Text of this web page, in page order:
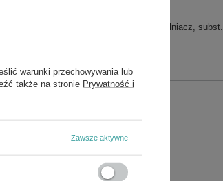
cytrusów, celuloza – wypełniacz, subst.
warunki przechowywania lub
także na stronie Prywatność i
Zawsze aktywne